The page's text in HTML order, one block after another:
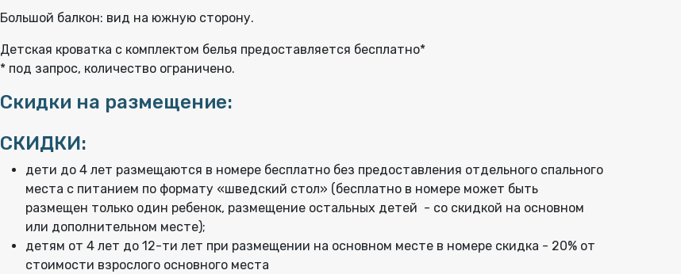
Большой балкон: вид на южную сторону.
Детская кроватка с комплектом белья предоставляется бесплатно*
* под запрос, количество ограничено.
Скидки на размещение:
СКИДКИ:
дети до 4 лет размещаются в номере бесплатно без предоставления отдельного спального
места с питанием по формату «шведский стол» (бесплатно в номере может быть
размещен только один ребенок, размещение остальных детей - со скидкой на основном
или дополнительном месте);
детям от 4 лет до 12-ти лет при размещении на основном месте в номере скидка - 20% от
стоимости взрослого основного места